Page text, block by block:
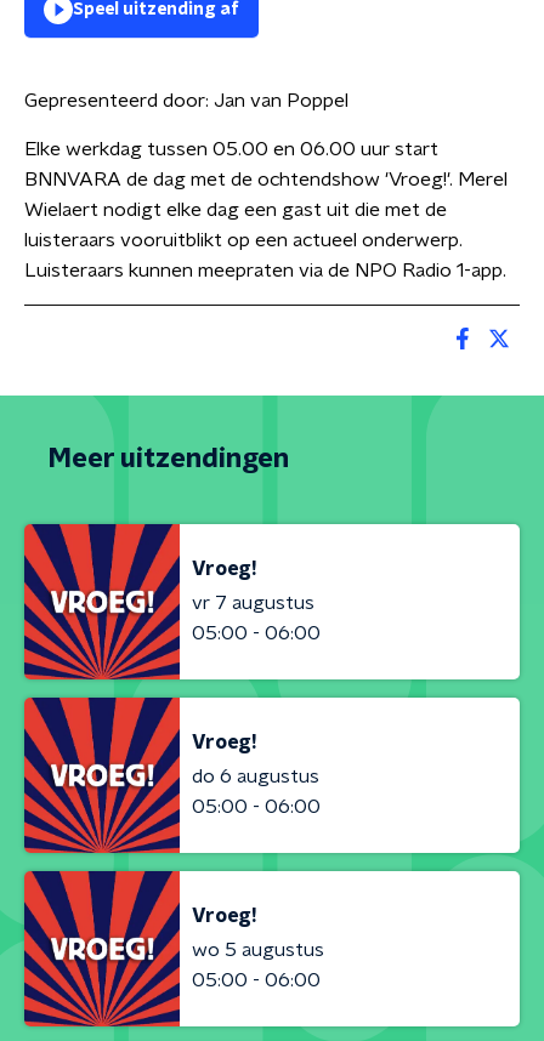
Speel uitzending af
Gepresenteerd door: Jan van Poppel
Elke werkdag tussen 05.00 en 06.00 uur start
BNNVARA de dag met de ochtendshow 'Vroeg!'. Merel
Wielaert nodigt elke dag een gast uit die met de
luisteraars vooruitblikt op een actueel onderwerp.
Luisteraars kunnen meepraten via de NPO Radio 1-app.
Meer uitzendingen
Vroeg!
vr 7 augustus
05:00 - 06:00
Vroeg!
do 6 augustus
05:00 - 06:00
Vroeg!
wo 5 augustus
05:00 - 06:00